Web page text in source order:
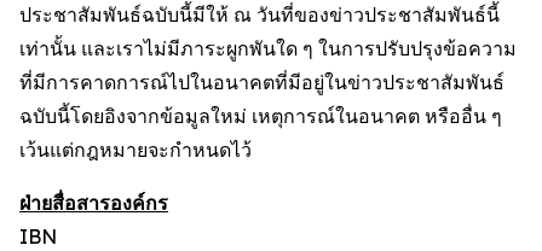
ประชาสัมพันธ์ฉบับนี้มีให้ ณ วันที่ของข่าวประชาสัมพันธ์นี้
เท่านั้น และเราไม่มีภาระผูกพันใด ๆ ในการปรับปรุงข้อความ
ที่มีการคาดการณ์ไปในอนาคตที่มีอยู่ในข่าวประชาสัมพันธ์
ฉบับนี้โดยอิงจากข้อมูลใหม่ เหตุการณ์ในอนาคต หรืออื่น ๆ
เว้นแต่กฎหมายจะกำหนดไว้
ฝ่ายสื่อสารองค์กร
IBN